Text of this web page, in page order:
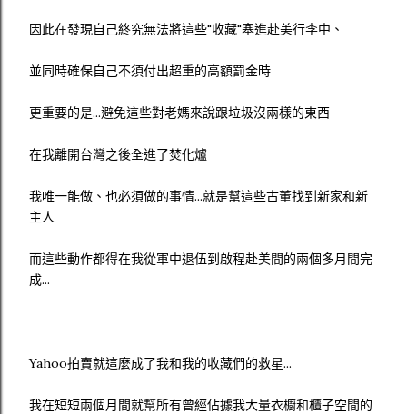
因此在發現自己終究無法將這些"收藏"塞進赴美行李中、
並同時確保自己不須付出超重的高額罰金時
更重要的是...避免這些對老媽來說跟垃圾沒兩樣的東西
在我離開台灣之後全進了焚化爐
我唯一能做、也必須做的事情...就是幫這些古董找到新家和新
主人
而這些動作都得在我從軍中退伍到啟程赴美間的兩個多月間完
成...
Yahoo拍賣就這麼成了我和我的收藏們的救星...
我在短短兩個月間就幫所有曾經佔據我大量衣櫥和櫃子空間的